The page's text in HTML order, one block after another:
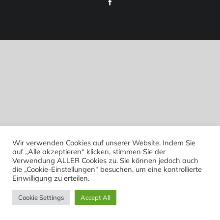
Wir verwenden Cookies auf unserer Website. Indem Sie
auf „Alle akzeptieren“ klicken, stimmen Sie der
Verwendung ALLER Cookies zu. Sie können jedoch auch
die „Cookie-Einstellungen“ besuchen, um eine kontrollierte
Einwilligung zu erteilen.
Cookie Settings Accept All